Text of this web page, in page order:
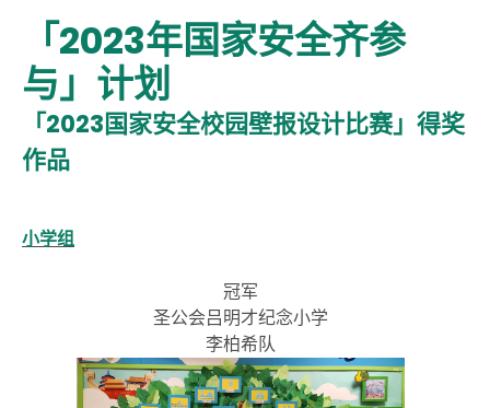
「2023年国家安全齐参
与」计划
「2023国家安全校园壁报设计比赛」得奖
作品
小学组
冠军
圣公会吕明才纪念小学
李柏希队